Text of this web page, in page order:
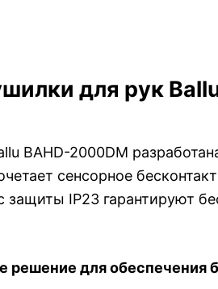
для рук
BAHD-2000DM
сенсорное
IP23 гарантируют
решение для